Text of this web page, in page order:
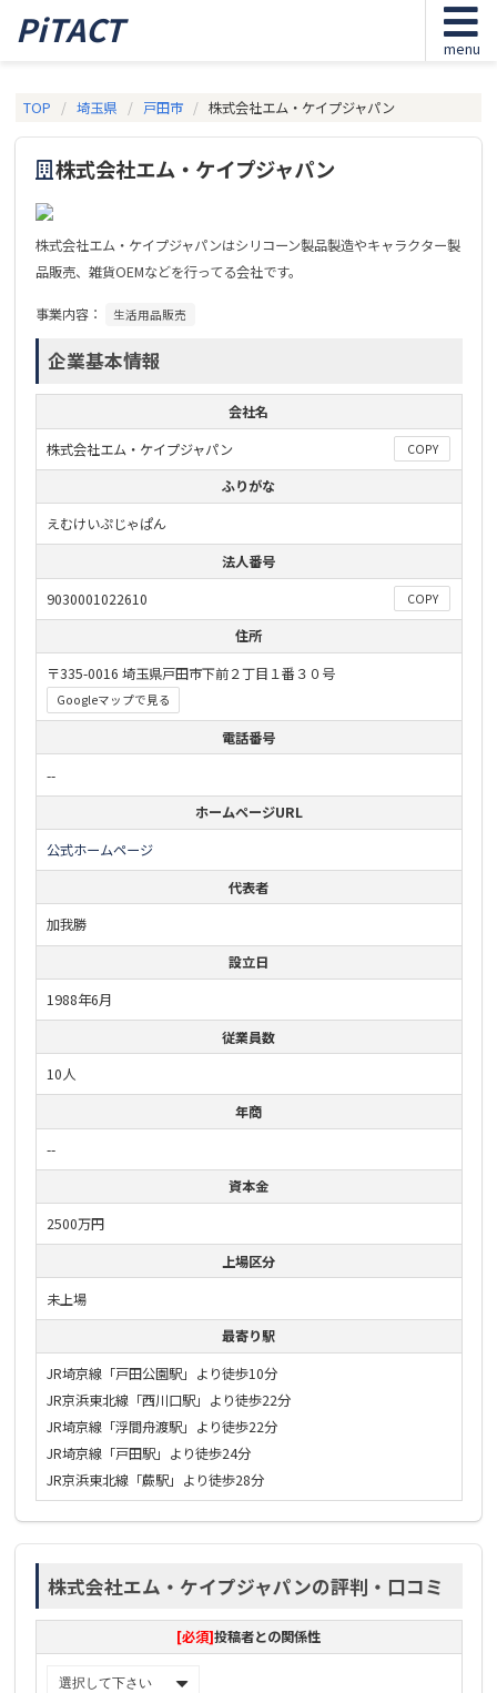
PiTACT menu
TOP 埼玉県 戸田市 株式会社エム・ケイプジャパン
株式会社エム・ケイプジャパン
株式会社エム・ケイプジャパンはシリコーン製品製造やキャラクター製
品販売、雑貨OEMなどを行ってる会社です。
事業内容： 生活用品販売
企業基本情報
会社名
株式会社エム・ケイプジャパン
COPY
ふりがな
えむけいぷじゃぱん
法人番号
9030001022610
COPY
住所
〒335-0016 埼玉県戸田市下前２丁目１番３０号
Googleマップで見る
電話番号
--
ホームページURL
公式ホームページ
代表者
加我勝
設立日
1988年6月
従業員数
10人
年商
--
資本金
2500万円
上場区分
未上場
最寄り駅
JR埼京線「戸田公園駅」より徒歩10分
JR京浜東北線「西川口駅」より徒歩22分
JR埼京線「浮間舟渡駅」より徒歩22分
JR埼京線「戸田駅」より徒歩24分
JR京浜東北線「蕨駅」より徒歩28分
株式会社エム・ケイプジャパンの評判・口コミ
[必須]投稿者との関係性